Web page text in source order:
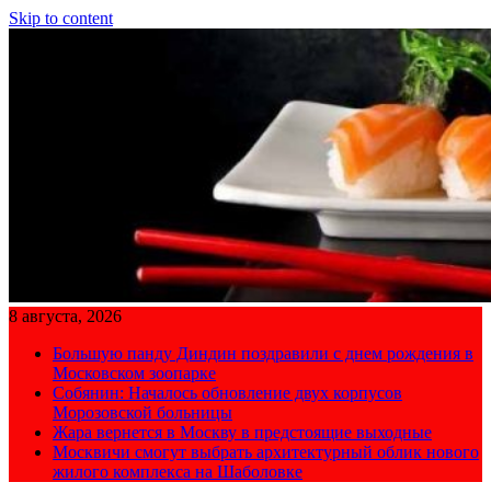
Skip to content
8 августа, 2026
Большую панду Диндин поздравили с днем рождения в
Московском зоопарке
Собянин: Началось обновление двух корпусов
Морозовской больницы
Жара вернется в Москву в предстоящие выходные
Москвичи смогут выбрать архитектурный облик нового
жилого комплекса на Шаболовке